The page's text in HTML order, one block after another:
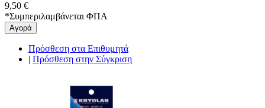
9,50 €
*Συμπεριλαμβάνεται ΦΠΑ
Αγορά
Πρόσθεση στα Επιθυμητά
| Πρόσθεση στην Σύγκριση